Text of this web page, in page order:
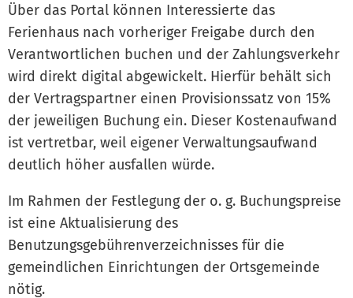
Über das Portal können Interessierte das
Ferienhaus nach vorheriger Freigabe durch den
Verantwortlichen buchen und der Zahlungsverkehr
wird direkt digital abgewickelt. Hierfür behält sich
der Vertragspartner einen Provisionssatz von 15%
der jeweiligen Buchung ein. Dieser Kostenaufwand
ist vertretbar, weil eigener Verwaltungsaufwand
deutlich höher ausfallen würde.
Im Rahmen der Festlegung der o. g. Buchungspreise
ist eine Aktualisierung des
Benutzungsgebührenverzeichnisses für die
gemeindlichen Einrichtungen der Ortsgemeinde
nötig.